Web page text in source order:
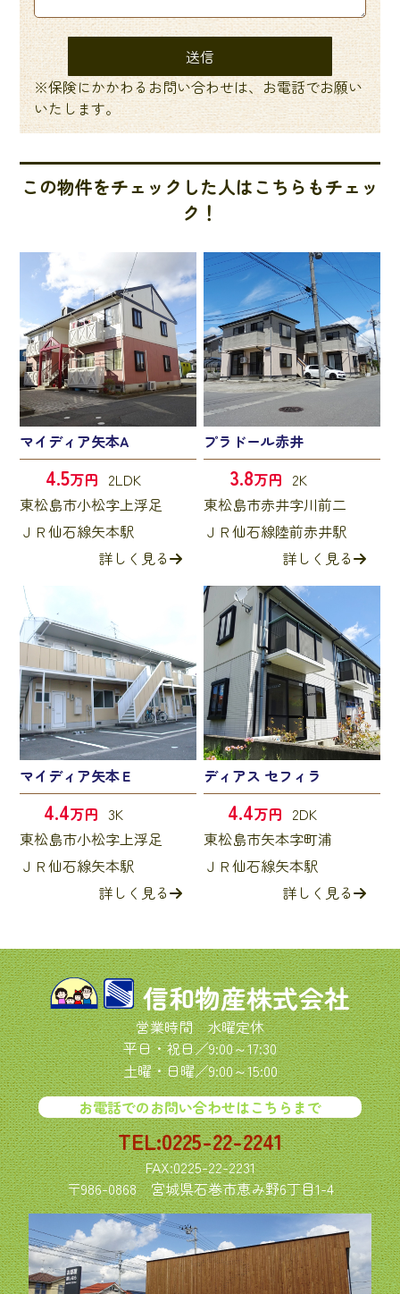
※保険にかかわるお問い合わせは、お電話でお願い
いたします。
この物件をチェックした人はこちらもチェッ
ク！
マイディア矢本A
4.5万円 2LDK
東松島市小松字上浮足
ＪＲ仙石線矢本駅
詳しく見る
プラドール赤井
3.8万円 2K
東松島市赤井字川前二
ＪＲ仙石線陸前赤井駅
詳しく見る
マイディア矢本Ｅ
4.4万円 3K
東松島市小松字上浮足
ＪＲ仙石線矢本駅
詳しく見る
ディアス セフィラ
4.4万円 2DK
東松島市矢本字町浦
ＪＲ仙石線矢本駅
詳しく見る
信和物産株式会社
営業時間 水曜定休
平日・祝日／9:00～17:30
土曜・日曜／9:00～15:00
お電話でのお問い合わせはこちらまで
TEL:0225-22-2241
FAX:0225-22-2231
〒986-0868宮城県石巻市恵み野6丁目1-4